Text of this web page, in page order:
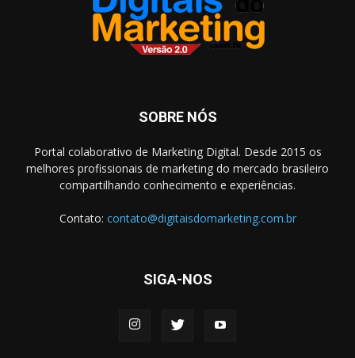
SOBRE NÓS
Portal colaborativo de Marketing Digital. Desde 2015 os
melhores profissionais de marketing do mercado brasileiro
compartilhando conhecimento e experiências.
Contato: contato@digitaisdomarketing.com.br
SIGA-NOS